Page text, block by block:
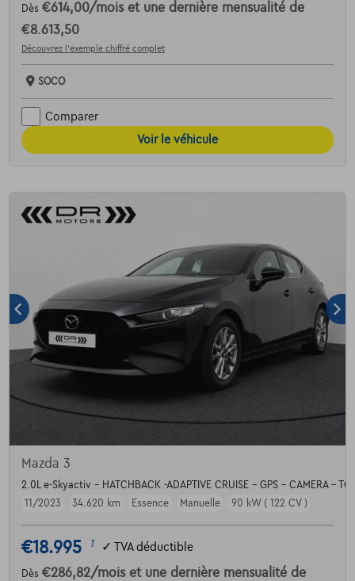
Dès €614,00/mois et une dernière mensualité de
€8.613,50
Découvrez l’exemple chiffré complet
SOCO
Comparer
Voir le véhicule
Mazda 3
2.0L e-Skyactiv - HATCHBACK -ADAPTIVE CRUISE - GPS - CAMERA -
11/2023
34.620 km Essence Manuelle 90 kW ( 122 CV )
€18.995 1 ✓ TVA déductible
Dès €286,82/mois et une dernière mensualité de